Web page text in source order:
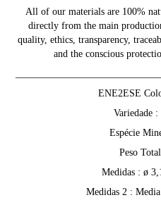
All of our materials are 100%
directly from the main
quality, ethics, transparency,
and the conscious
ENE2ESE
Variedade :
Espécie
Peso
Medidas : ø
Medidas 2 :